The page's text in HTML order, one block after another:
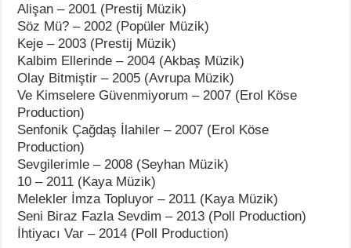
Alişan – 2001 (Prestij Müzik)
Söz Mü? – 2002 (Popüler Müzik)
Keje – 2003 (Prestij Müzik)
Kalbim Ellerinde – 2004 (Akbaş Müzik)
Olay Bitmiştir – 2005 (Avrupa Müzik)
Ve Kimselere Güvenmiyorum – 2007 (Erol Köse
Production)
Senfonik Çağdaş İlahiler – 2007 (Erol Köse
Production)
Sevgilerimle – 2008 (Seyhan Müzik)
10 – 2011 (Kaya Müzik)
Melekler İmza Topluyor – 2011 (Kaya Müzik)
Seni Biraz Fazla Sevdim – 2013 (Poll Production)
İhtiyacı Var – 2014 (Poll Production)